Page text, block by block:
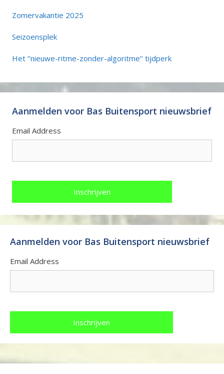
Zomervakantie 2025
Seizoensplek
Het ‘’nieuwe-ritme-zonder-algoritme’’ tijdperk
Aanmelden voor Bas Buitensport nieuwsbrief
Email Address
Aanmelden voor Bas Buitensport nieuwsbrief
Email Address